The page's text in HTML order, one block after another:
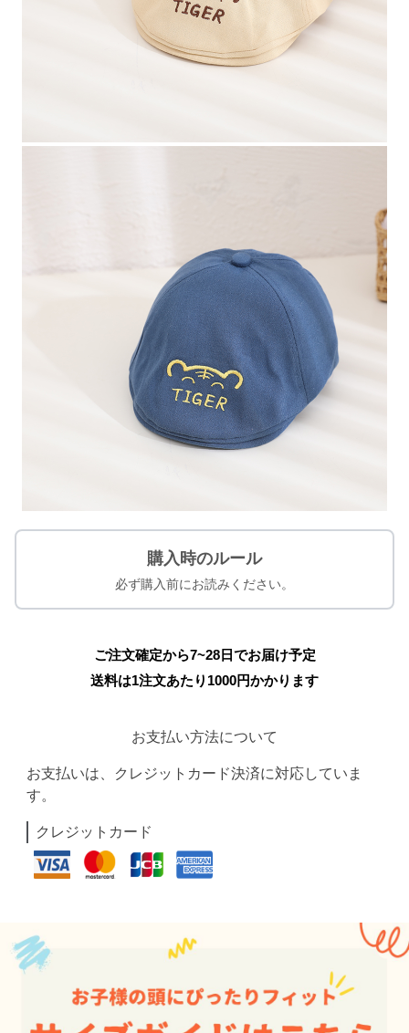
購入時のルール
必ず購入前にお読みください。
ご注文確定から7~28日でお届け予定
送料は1注文あたり 1000円かかります
お支払い方法について
お支払いは、クレジットカード決済に対応していま
す。
クレジットカード